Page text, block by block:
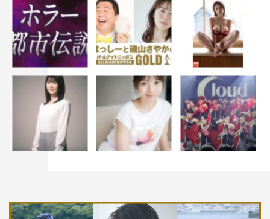
神田正輝、松下奈緒、勝俣州和
中継…中丸雄一
2024年10月～
松下奈緒、勝俣州和
中継…中丸雄一（2024年8月より休演）
©ABCテレビ